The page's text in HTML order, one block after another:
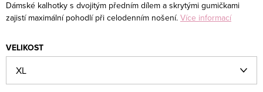
Dámské kalhotky s dvojitým předním dílem a skrytými gumičkami
zajistí maximální pohodlí při celodenním nošení. Více informací
VELIKOST